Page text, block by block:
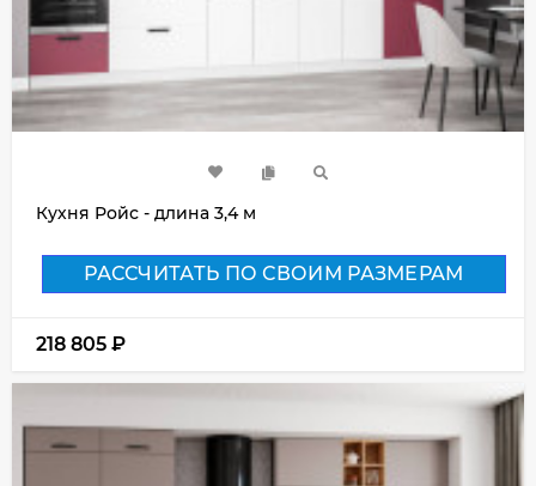
Кухня Ройс - длина 3,4 м
РАССЧИТАТЬ ПО СВОИМ РАЗМЕРАМ
218 805 ₽